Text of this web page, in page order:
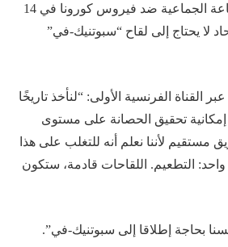
أوروبا يمكن أن تبلغ المناعة الجماعية ضد فيروس كورونا في 14
لا يحتاج إلى لقاح “سبوتنيك-في”
القناة الفرنسية الأولى: “لنأخذ تاريخًا
لدينا إمكانية تحقيق الحصانة على مستوى
مستقيم لأننا نعلم أنه للتغلب على هذا
واحد: التطعيم. اللقاحات قادمة، ستكون
بحاجة إطلاقا إلى سبوتنيك-في”.